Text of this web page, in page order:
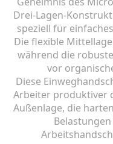
Drei-Lagen-
speziell für
Die flexible
während die
vor
Diese
Arbeiter produktiver
Außenlage, die